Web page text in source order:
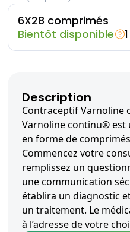
6X28 comprimés
Bientôt disponible
Description
Contraceptif Varnoline
Varnoline continu® est
en forme de
Commencez votre
remplissez un
une communication
établira un diagnostic
un traitement. Le
à l’adresse de votre